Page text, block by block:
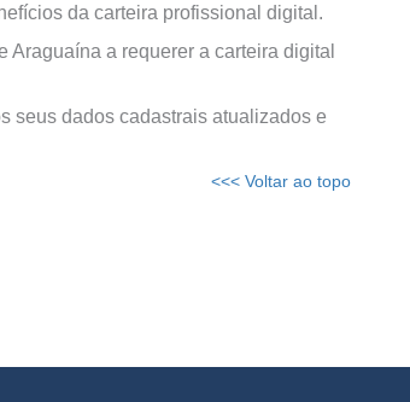
da carteira profissional digital.
a requerer a carteira digital
seus dados cadastrais atualizados e
<<< Voltar ao topo